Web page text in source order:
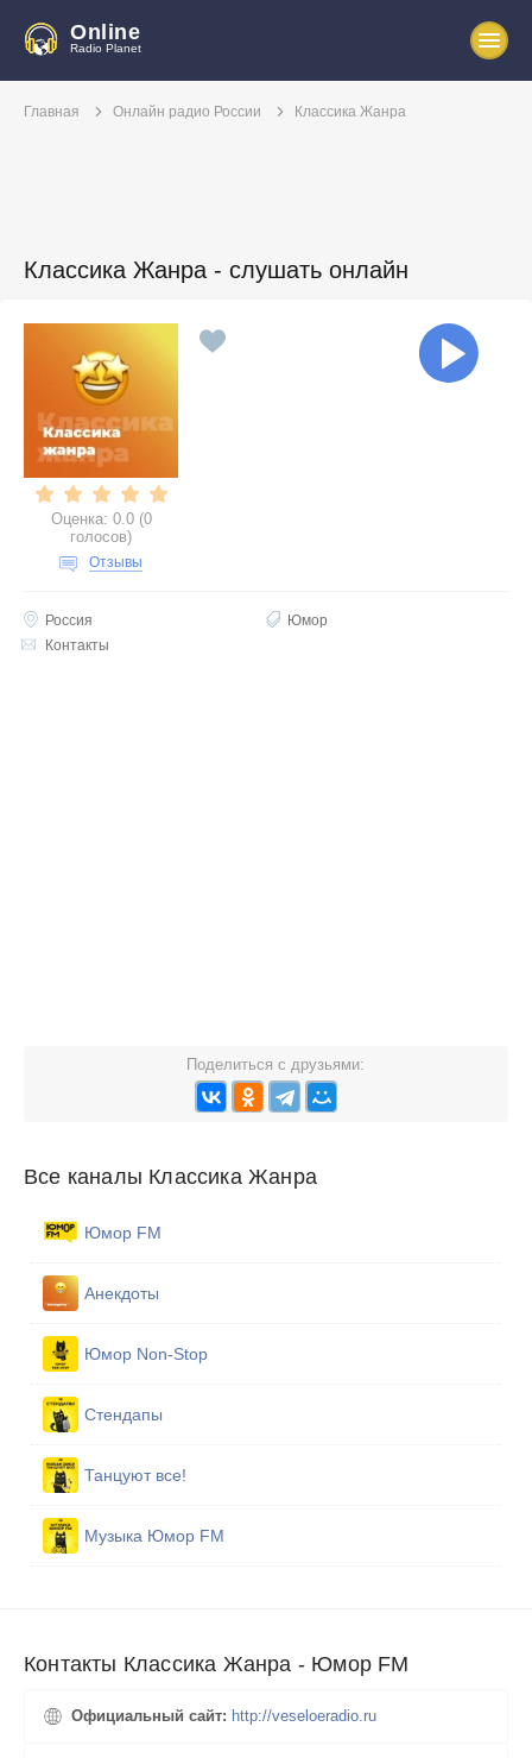
Online
Radio Planet
Главная Онлайн радио России Классика Жанра
Классика Жанра - слушать онлайн
Оценка: 0.0 (0
голосов)
Отзывы
Россия
Юмор
Контакты
Поделиться с друзьями:
Все каналы Классика Жанра
Юмор FM
Анекдоты
Юмор Non-Stop
Стендапы
Танцуют все!
Музыка Юмор FM
Контакты Классика Жанра - Юмор FM
Официальный сайт: http://veseloeradio.ru